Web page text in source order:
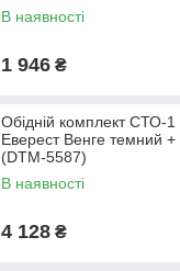
В наявності
1 946 ₴
Обідній комплект СТО-1
Еверест Венге темний
(DTM-5587)
В наявності
4 128 ₴